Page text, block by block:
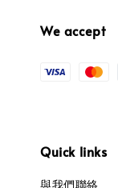
We accept
Quick links
與我們聯絡